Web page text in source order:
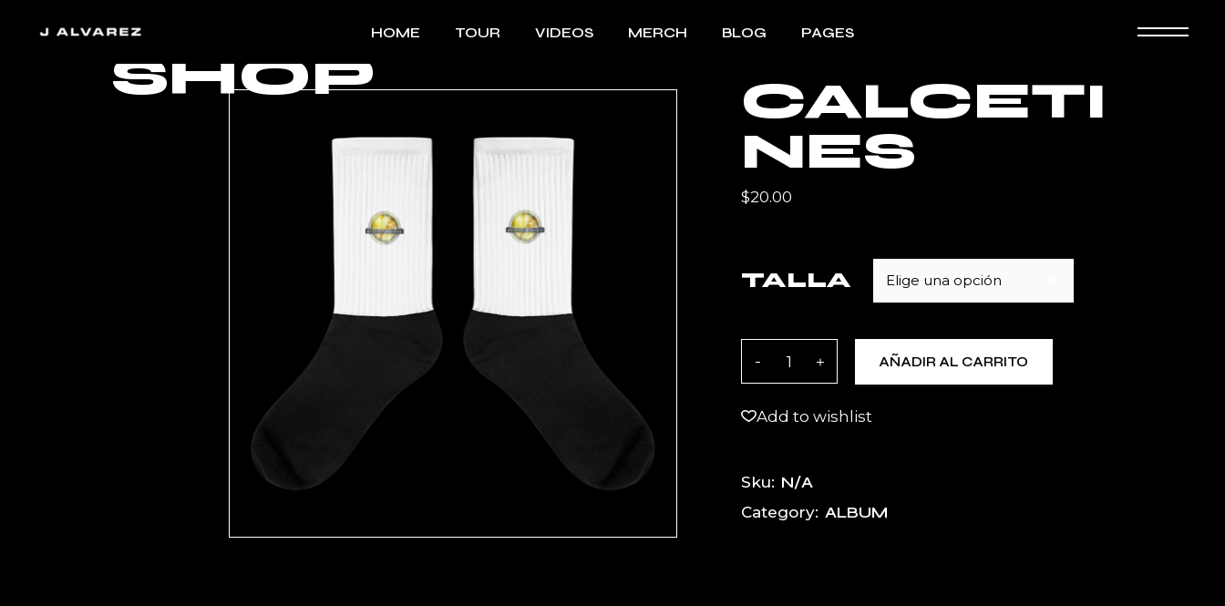
HOME TOUR VIDEOS MERCH BLOG PAGES
Biografía
Booking
Fan Page
SHOP
CALCETI
NES
$20.00
TALLA Elige una opción
Calcetines quantity
AÑADIR AL CARRITO
Add to wishlist
Sku: N/A
Category: ALBUM